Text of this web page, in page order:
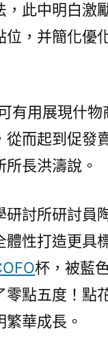
，此中明白激
，并簡化優
有用展現什
而起到促發
長洪濤說。
研討所研討員
性打造更具
杯，被藍
點五度！點
華成長。